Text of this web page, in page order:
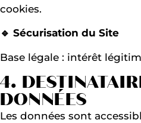
cookies.
🔹 Sécurisation du Site
Base légale : intérêt
4.
DONNÉES
Les données sont